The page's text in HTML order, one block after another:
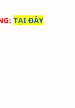
: TẠI ĐÂY